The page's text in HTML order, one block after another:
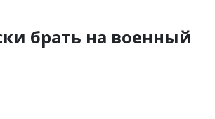
брать на военный